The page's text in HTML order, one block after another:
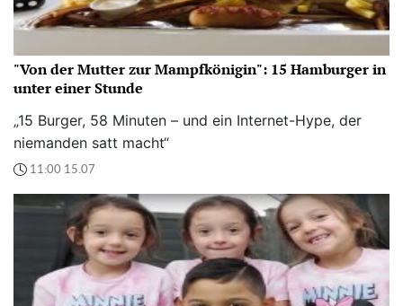
"Von der Mutter zur Mampfkönigin": 15 Hamburger in
unter einer Stunde
„15 Burger, 58 Minuten – und ein Internet-Hype, der
niemanden satt macht“
11:00 15.07